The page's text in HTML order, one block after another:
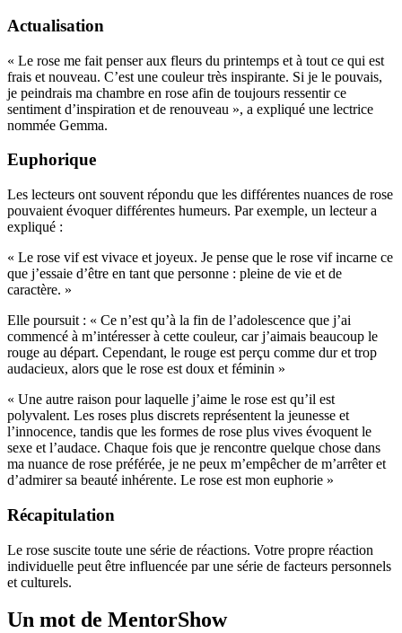
Actualisation
« Le rose me fait penser aux fleurs du printemps et à tout ce qui est
frais et nouveau. C’est une couleur très inspirante. Si je le pouvais,
je peindrais ma chambre en rose afin de toujours ressentir ce
sentiment d’inspiration et de renouveau », a expliqué une lectrice
nommée Gemma.
Euphorique
Les lecteurs ont souvent répondu que les différentes nuances de rose
pouvaient évoquer différentes humeurs. Par exemple, un lecteur a
expliqué :
« Le rose vif est vivace et joyeux. Je pense que le rose vif incarne ce
que j’essaie d’être en tant que personne : pleine de vie et de
caractère. »
Elle poursuit : « Ce n’est qu’à la fin de l’adolescence que j’ai
commencé à m’intéresser à cette couleur, car j’aimais beaucoup le
rouge au départ. Cependant, le rouge est perçu comme dur et trop
audacieux, alors que le rose est doux et féminin »
« Une autre raison pour laquelle j’aime le rose est qu’il est
polyvalent. Les roses plus discrets représentent la jeunesse et
l’innocence, tandis que les formes de rose plus vives évoquent le
sexe et l’audace. Chaque fois que je rencontre quelque chose dans
ma nuance de rose préférée, je ne peux m’empêcher de m’arrêter et
d’admirer sa beauté inhérente. Le rose est mon euphorie »
Récapitulation
Le rose suscite toute une série de réactions. Votre propre réaction
individuelle peut être influencée par une série de facteurs personnels
et culturels.
Un mot de MentorShow